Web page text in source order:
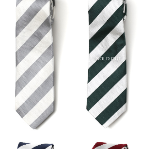
SOLD OUT